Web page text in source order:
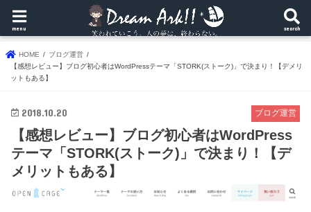
search
menu
HOME
ブログ運営
【感想レビュー】ブログ初心者はWordPressテーマ「STORK(ストーク)」で決まり！【デメリ
ットもある】
ブログ運営
2018.10.20
【感想レビュー】ブログ初心者はWordPress
テーマ「STORK(ストーク)」で決まり！【デ
メリットもある】